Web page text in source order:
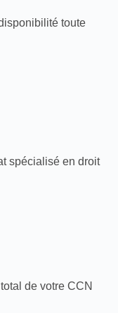
toute
spécialisé en droit
de votre CCN